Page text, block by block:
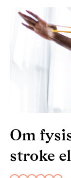
Om
stroke